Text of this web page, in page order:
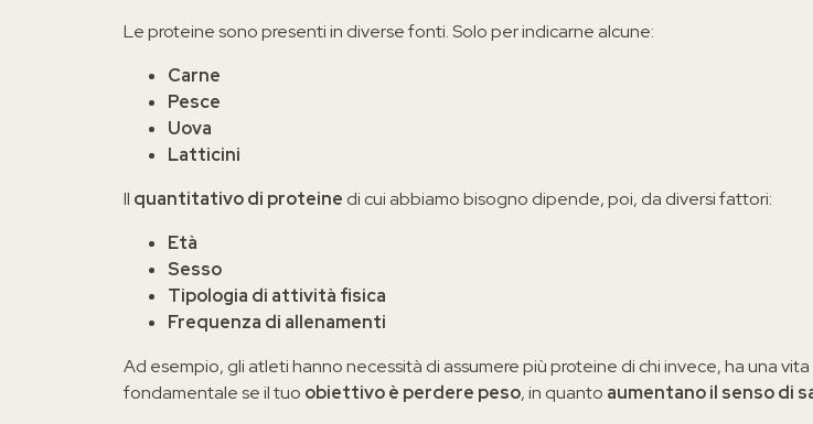
Le proteine sono presenti in diverse fonti. Solo per indicarne alcune:
Carne
Pesce
Uova
Latticini
Il quantitativo di proteine di cui abbiamo bisogno dipende, poi, da diversi fattori:
Età
Sesso
Tipologia di attività fisica
Frequenza di allenamenti
Ad esempio, gli atleti hanno necessità di assumere più proteine di chi invece, ha una
fondamentale se il tuo obiettivo è perdere peso, in quanto aumentano il senso di